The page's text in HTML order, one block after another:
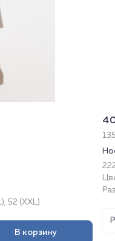
52 (XXL)
В корзину